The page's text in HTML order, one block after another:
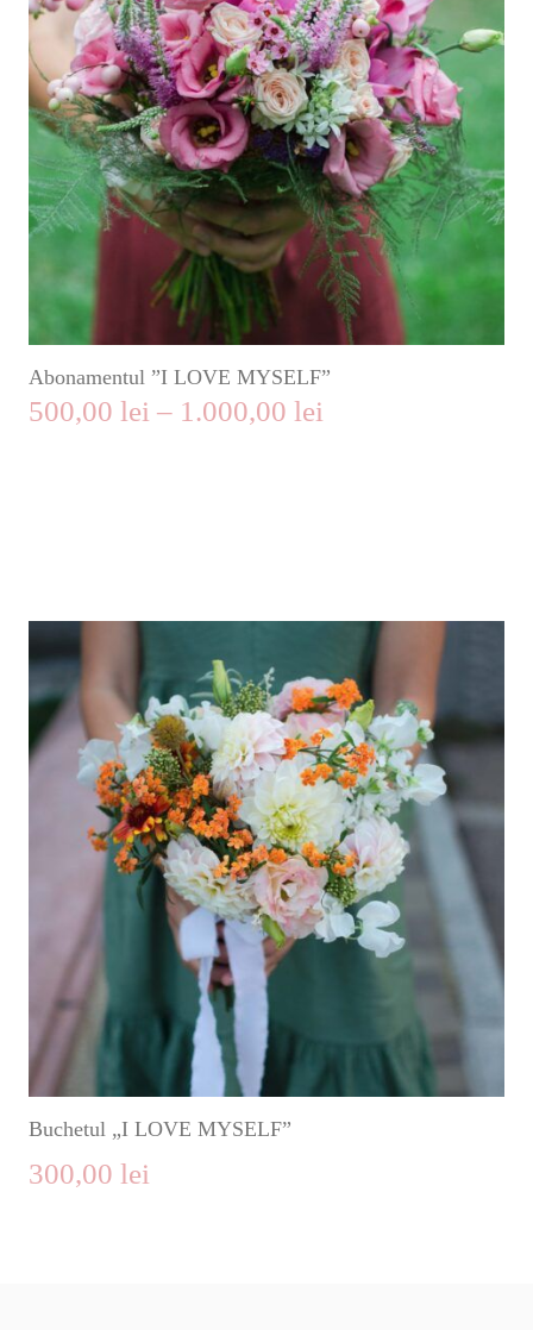
Abonamentul ”I LOVE MYSELF”
500,00 lei – 1.000,00 lei
Buchetul „I LOVE MYSELF”
300,00 lei